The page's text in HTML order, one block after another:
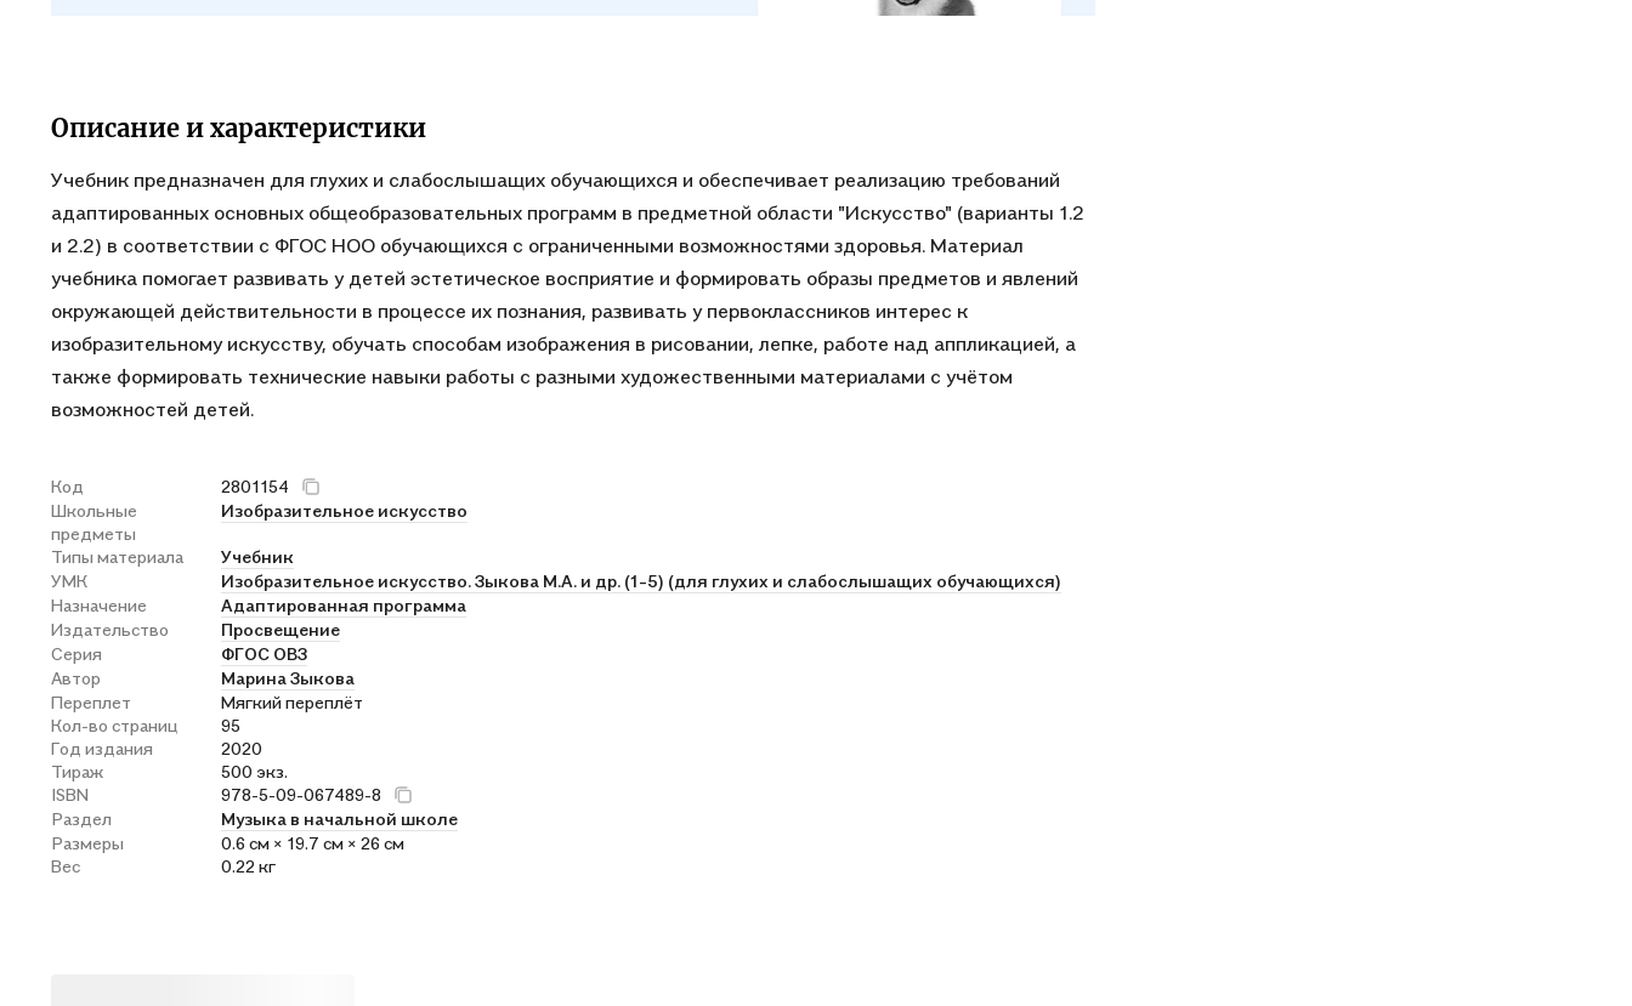
Описание и характеристики
Учебник предназначен для глухих и слабослышащих обучающихся и обеспечивает реализацию требований
адаптированных основных общеобразовательных программ в предметной области "Искусство" (варианты 1.2
и 2.2) в соответствии с ФГОС НОО обучающихся с ограниченными возможностями здоровья. Материал
учебника помогает развивать у детей эстетическое восприятие и формировать образы предметов и явлений
окружающей действительности в процессе их познания, развивать у первоклассников интерес к
изобразительному искусству, обучать способам изображения в рисовании, лепке, работе над аппликацией, а
также формировать технические навыки работы с разными художественными материалами с учётом
возможностей детей.
Код
2801154
Школьные
предметы
Изобразительное искусство
Типы материала
Учебник
УМК
Изобразительное искусство. Зыкова М.А. и др. (1-5) (для глухих и слабослышащих обучающихся)
Назначение
Адаптированная программа
Издательство
Просвещение
Серия
ФГОС ОВЗ
Автор
Марина Зыкова
Переплет
Мягкий переплёт
Кол-во страниц
95
Год издания
2020
Тираж
500 экз.
ISBN
978-5-09-067489-8
Раздел
Музыка в начальной школе
Размеры
0.6 см × 19.7 см × 26 см
Вес
0.22 кг